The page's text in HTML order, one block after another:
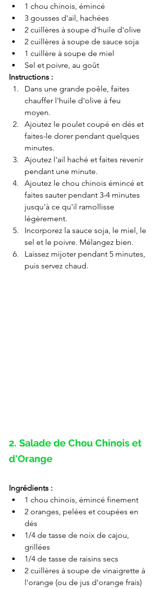
1 chou chinois, émincé
3 gousses d'ail, hachées
2 cuillères à soupe d'huile d'olive
2 cuillères à soupe de sauce soja
1 cuillère à soupe de miel
Sel et poivre, au goût
Instructions :
Dans une grande poêle, faites
chauffer l'huile d'olive à feu
moyen.
Ajoutez le poulet coupé en dés et
faites-le dorer pendant quelques
minutes.
Ajoutez l'ail haché et faites revenir
pendant une minute.
Ajoutez le chou chinois émincé et
faites sauter pendant 3-4 minutes
jusqu'à ce qu'il ramollisse
légèrement.
Incorporez la sauce soja, le miel, le
sel et le poivre. Mélangez bien.
Laissez mijoter pendant 5 minutes,
puis servez chaud.
2. Salade de Chou Chinois et
d'Orange
Ingrédients :
1 chou chinois, émincé finement
2 oranges, pelées et coupées en
dés
1/4 de tasse de noix de cajou,
grillées
1/4 de tasse de raisins secs
2 cuillères à soupe de vinaigrette à
l'orange (ou de jus d'orange frais)